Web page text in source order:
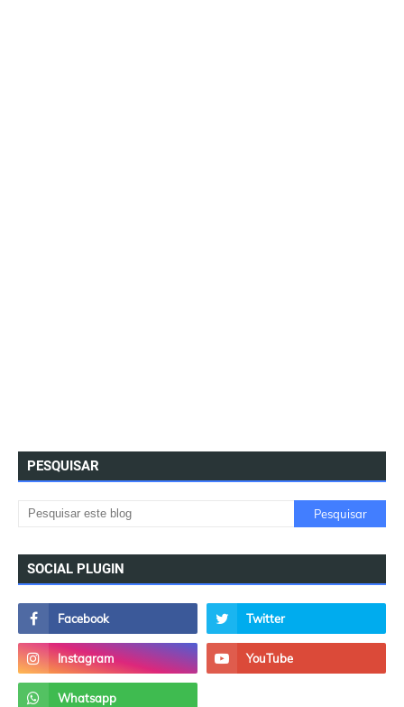
PESQUISAR
SOCIAL PLUGIN